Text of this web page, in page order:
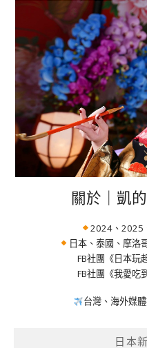
關於｜凱
2024、2025
日本、泰國、摩洛
FB社團《日本玩
FB社團《我愛吃
台灣、海外媒
日本